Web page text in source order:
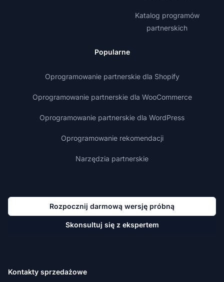
Katalog programów
partnerskich
Popularne
Oprogramowanie partnerskie dla Shopify
Oprogramowanie partnerskie dla WooCommerce
Oprogramowanie partnerskie dla WordPress
Oprogramowanie rekomendacji
Narzędzia partnerskie
Rozpocznij darmową wersję próbną
Skonsultuj się z ekspertem
Kontakty sprzedażowe